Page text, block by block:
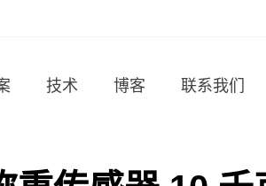
技术 博客 联系我们